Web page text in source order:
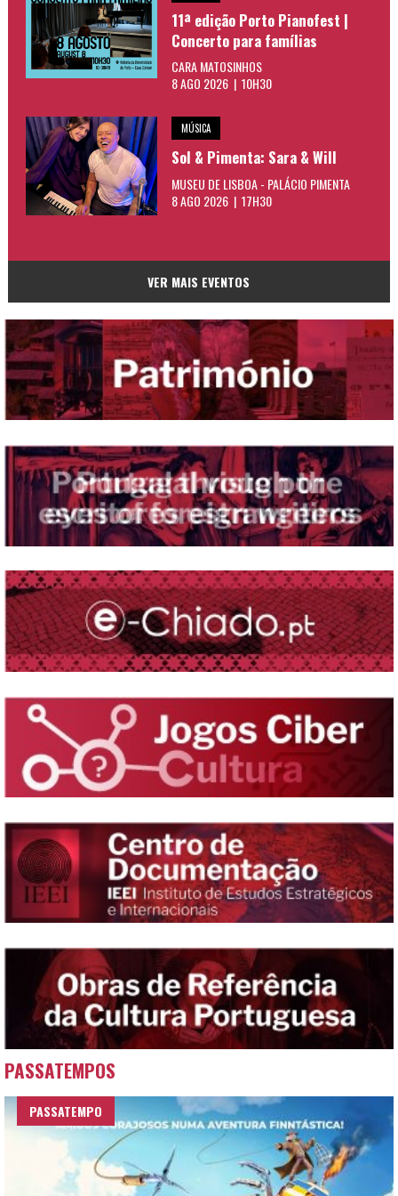
11ª edição Porto Pianofest |
Concerto para famílias
CARA MATOSINHOS
8 AGO 2026 | 10H30
MÚSICA
Sol & Pimenta: Sara & Will
MUSEU DE LISBOA - PALÁCIO PIMENTA
8 AGO 2026 | 17H30
VER MAIS EVENTOS
PASSATEMPOS
PASSATEMPO